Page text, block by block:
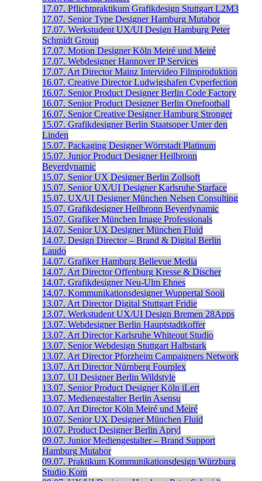
17.07. Pflichtpraktikum Grafikdesign Stuttgart L2M3
17.07. Senior Type Designer Hamburg Mutabor
17.07. Werkstudent UX/UI Design Hamburg Peter
Schmidt Group
17.07. Motion Designer Köln Meiré und Meiré
17.07. Webdesigner Hannover IP Services
17.07. Art Director Mainz Intervideo Filmproduktion
16.07. Creative Director Ludwigshafen Cyperfection
16.07. Senior Product Designer Berlin Code Factory
16.07. Senior Product Designer Berlin Onefootball
16.07. Senior Creative Designer Hamburg Stronger
15.07. Grafikdesigner Berlin Staatsoper Unter den
Linden
15.07. Packaging Designer Wörrstadt Platinum
15.07. Junior Product Designer Heilbronn
Beyerdynamic
15.07. Senior UX Designer Berlin Zollsoft
15.07. Senior UX/UI Designer Karlsruhe Starface
15.07. UX/UI Designer München Nelsen Consulting
15.07. Grafikdesigner Heilbronn Beyerdynamic
15.07. Grafiker München Image Professionals
14.07. Senior UX Designer München Fluid
14.07. Design Director – Brand & Digital Berlin
Laudo
14.07. Grafiker Hamburg Bellevue Media
14.07. Art Director Offenburg Kresse & Discher
14.07. Grafikdesigner Neu-Ulm Ehnes
14.07. Kommunikationsdesigner Wuppertal Sooii
13.07. Art Director Digital Stuttgart Fridie
13.07. Werkstudent UX/UI Design Bremen 28Apps
13.07. Webdesigner Berlin Hauptstadtkoffer
13.07. Art Director Karlsruhe Whiteout Studio
13.07. Senior Webdesign Stuttgart Halbstark
13.07. Art Director Pforzheim Campaigners Network
13.07. Art Director Nürnberg Fourplex
13.07. UI Designer Berlin Wildstyle
13.07. Senior Product Designer Köln iLert
13.07. Mediengestalter Berlin Asensu
10.07. Art Director Köln Meiré und Meiré
10.07. Senior UX Designer München Fluid
10.07. Product Designer Berlin Apryl
09.07. Junior Mediengestalter – Brand Support
Hamburg Mutabor
09.07. Praktikum Kommunikationsdesign Würzburg
Studio Kom